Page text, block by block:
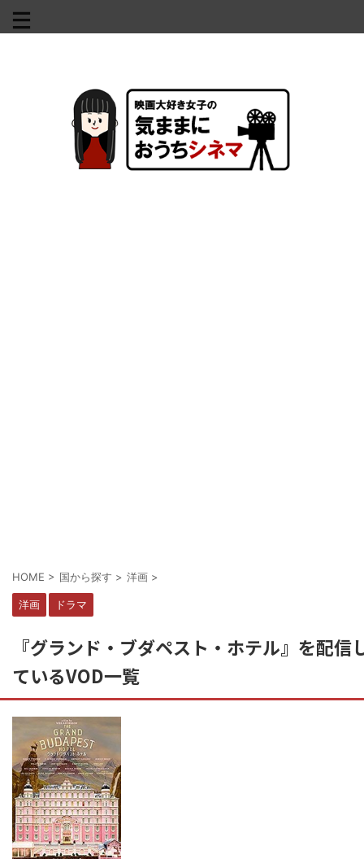
HOME > 国から探す > 洋画 >
洋画 ドラマ
『グランド・ブダペスト・ホテル』を配信
ているVOD一覧